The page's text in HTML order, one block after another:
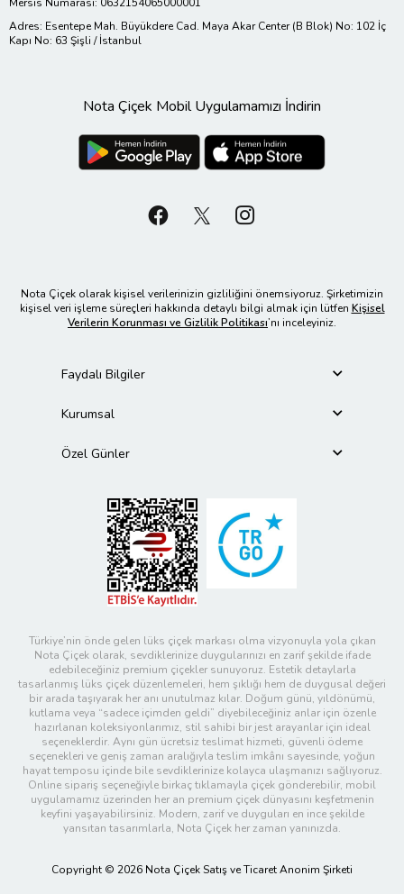
Adres: Esentepe Mah. Büyükdere Cad. Maya Akar Center (B Blok) No: 102 İç
Kapı No: 63 Şişli / İstanbul
Nota Çiçek Mobil Uygulamamızı İndirin
Nota Çiçek olarak kişisel verilerinizin gizliliğini önemsiyoruz. Şirketimizin
kişisel veri işleme süreçleri hakkında detaylı bilgi almak için lütfen Kişisel
Verilerin Korunması ve Gizlilik Politikası’nı inceleyiniz.
Faydalı Bilgiler
Kurumsal
Özel Günler
Türkiye’nin önde gelen lüks çiçek markası olma vizyonuyla yola çıkan
Nota Çiçek olarak, sevdiklerinize duygularınızı en zarif şekilde ifade
edebileceğiniz premium çiçekler sunuyoruz. Estetik detaylarla
tasarlanmış lüks çiçek düzenlemeleri, hem şıklığı hem de duygusal değeri
bir arada taşıyarak her anı unutulmaz kılar. Doğum günü, yıldönümü,
kutlama veya “sadece içimden geldi” diyebileceğiniz anlar için özenle
hazırlanan koleksiyonlarımız, stil sahibi bir jest arayanlar için ideal
seçeneklerdir. Aynı gün ücretsiz teslimat hizmeti, güvenli ödeme
seçenekleri ve geniş zaman aralığıyla teslim imkânı sayesinde, yoğun
hayat temposu içinde bile sevdiklerinize kolayca ulaşmanızı sağlıyoruz.
Online sipariş seçeneğiyle birkaç tıklamayla çiçek gönderebilir, mobil
uygulamamız üzerinden her an premium çiçek dünyasını keşfetmenin
keyfini yaşayabilirsiniz. Modern, zarif ve duyguları en ince şekilde
yansıtan tasarımlarla, Nota Çiçek her zaman yanınızda.
Copyright © 2026 Nota Çiçek Satış ve Ticaret Anonim Şirketi